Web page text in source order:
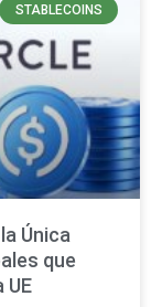
STABLECOINS
Única
que
UE